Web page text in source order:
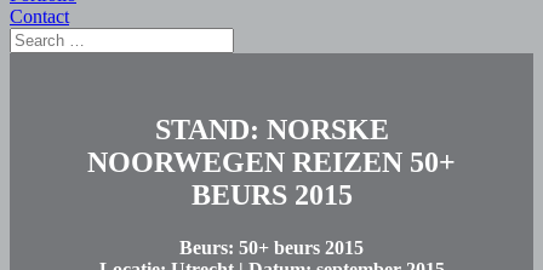
Contact
STAND: NORSKE
NOORWEGEN REIZEN 50+
BEURS 2015
Beurs: 50+ beurs 2015